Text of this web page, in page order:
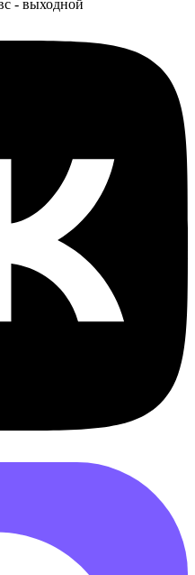
- выходной